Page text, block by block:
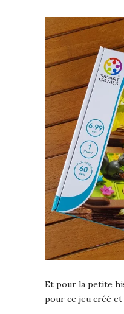
Et pour la petite
pour ce jeu créé